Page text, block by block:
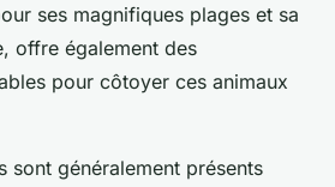
ses magnifiques plages et sa
offre également des
pour côtoyer ces animaux
sont généralement présents